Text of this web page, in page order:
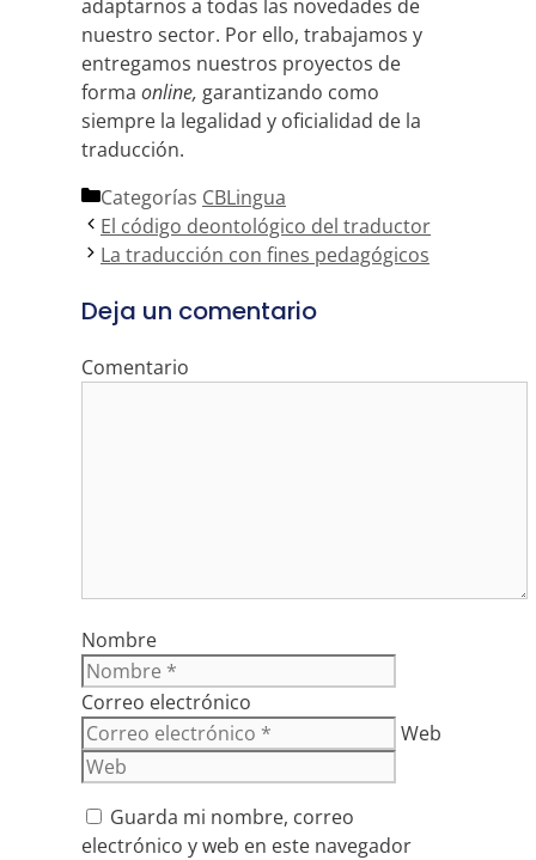
adaptarnos a todas las novedades de
nuestro sector. Por ello, trabajamos y
entregamos nuestros proyectos de
forma online, garantizando como
siempre la legalidad y oficialidad de la
traducción.
Categorías CBLingua
El código deontológico del traductor
La traducción con fines pedagógicos
Deja un comentario
Comentario
Nombre
Correo electrónico
Web
Guarda mi nombre, correo
electrónico y web en este navegador